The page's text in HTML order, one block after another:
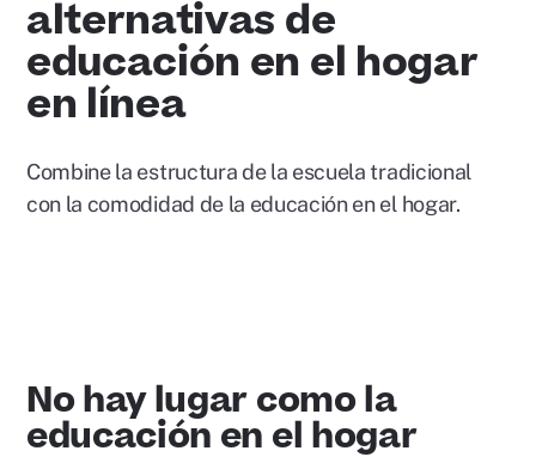
alternativas de
educación en el hogar
en línea
Combine la estructura de la escuela tradicional
con la comodidad de la educación en el hogar.
No hay lugar como la
educación en el hogar